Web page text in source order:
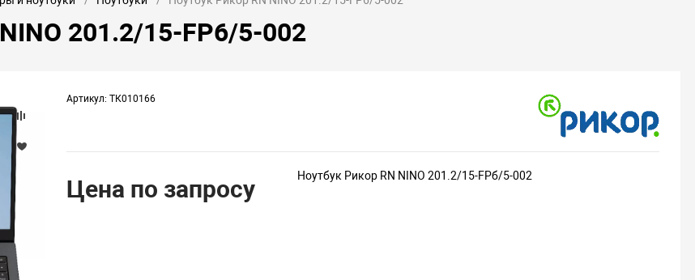
201.2/15-FP6/5-002
Артикул: ТК010166
Цена по запросу Ноутбук Рикор RN NINO 201.2/15-FРб/5-002